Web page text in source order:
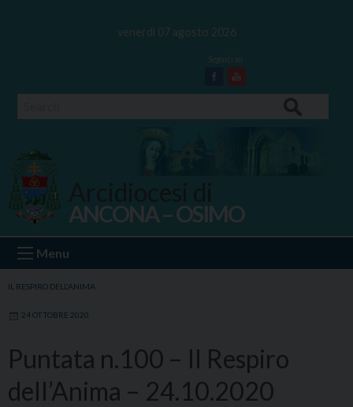
venerdì 07 agosto 2026
Facebook
Youtube
Ancona Osimo
ANCONA – OSIMO
Menu
IL RESPIRO DELL'ANIMA
24 OTTOBRE 2020
Puntata n.100 – Il Respiro
dell’Anima – 24.10.2020